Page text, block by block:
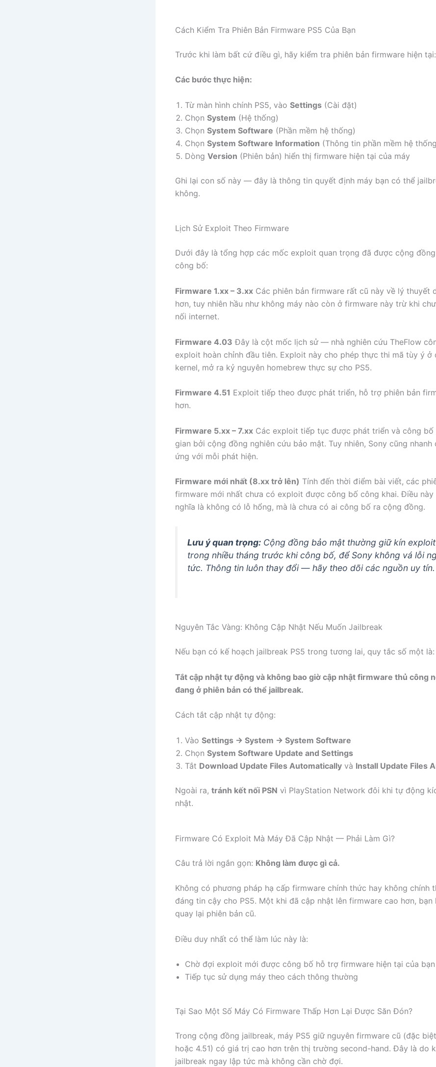
Cách Kiểm Tra Phiên Bản Firmware PS5 Của Bạn
Trước khi làm bất cứ điều gì, hãy kiểm tra phiên bản firmware hiện tại:
Các bước thực hiện:
Từ màn hình chính PS5, vào Settings (Cài đặt)
Chọn System (Hệ thống)
Chọn System Software (Phần mềm hệ thống)
Chọn System Software Information (Thông tin phần mềm hệ
Dòng Version (Phiên bản) hiển thị firmware hiện tại của máy
Ghi lại con số này — đây là thông tin quyết định máy bạn có thể
không.
Lịch Sử Exploit Theo Firmware
Dưới đây là tổng hợp các mốc exploit quan trọng đã được cộng
công bố:
Firmware 1.xx – 3.xx Các phiên bản firmware rất cũ này về lý thuyết
hơn, tuy nhiên hầu như không máy nào còn ở firmware này trừ khi
nối internet.
Firmware 4.03 Đây là cột mốc lịch sử — nhà nghiên cứu TheFlow
exploit hoàn chỉnh đầu tiên. Exploit này cho phép thực thi mã tùy ý ở
kernel, mở ra kỷ nguyên homebrew thực sự cho PS5.
Firmware 4.51 Exploit tiếp theo được phát triển, hỗ trợ phiên bản
hơn.
Firmware 5.xx – 7.xx Các exploit tiếp tục được phát triển và công bố
gian bởi cộng đồng nghiên cứu bảo mật. Tuy nhiên, Sony cũng nhanh
ứng với mỗi phát hiện.
Firmware mới nhất (8.xx trở lên) Tính đến thời điểm bài viết, các
firmware mới nhất chưa có exploit được công bố công khai. Điều này
nghĩa là không có lỗ hổng, mà là chưa có ai công bố ra cộng đồng.
Lưu ý quan trọng: Cộng đồng bảo mật thường giữ kín
trong nhiều tháng trước khi công bố, để Sony không vá lỗi
tức. Thông tin luôn thay đổi — hãy theo dõi các nguồn uy tín.
Nguyên Tắc Vàng: Không Cập Nhật Nếu Muốn Jailbreak
Nếu bạn có kế hoạch jailbreak PS5 trong tương lai, quy tắc số một là:
Tắt cập nhật tự động và không bao giờ cập nhật firmware thủ công
đang ở phiên bản có thể jailbreak.
Cách tắt cập nhật tự động:
Vào Settings → System → System Software
Chọn System Software Update and Settings
Tắt Download Update Files Automatically và Install Update Files
Ngoài ra, tránh kết nối PSN vì PlayStation Network đôi khi tự động
nhật.
Firmware Có Exploit Mà Máy Đã Cập Nhật — Phải Làm Gì?
Câu trả lời ngắn gọn: Không làm được gì cả.
Không có phương pháp hạ cấp firmware chính thức hay không chính
đáng tin cậy cho PS5. Một khi đã cập nhật lên firmware cao hơn, bạn
quay lại phiên bản cũ.
Điều duy nhất có thể làm lúc này là:
Chờ đợi exploit mới được công bố hỗ trợ firmware hiện tại của bạn
Tiếp tục sử dụng máy theo cách thông thường
Tại Sao Một Số Máy Có Firmware Thấp Hơn Lại Được Săn Đón?
Trong cộng đồng jailbreak, máy PS5 giữ nguyên firmware cũ (đặc
hoặc 4.51) có giá trị cao hơn trên thị trường second-hand. Đây là do
jailbreak ngay lập tức mà không cần chờ đợi.